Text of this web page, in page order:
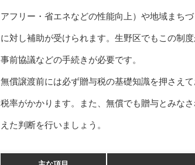
アフリー・省エネなどの性能向上）や地域まち
に対し補助が受けられます。生野区でもこの制
事前協議などの手続きが必要です。
無償譲渡前には必ず贈与税の基礎知識を押さえ
税率がかかります。また、無償でも贈与とみな
えた判断を行いましょう。